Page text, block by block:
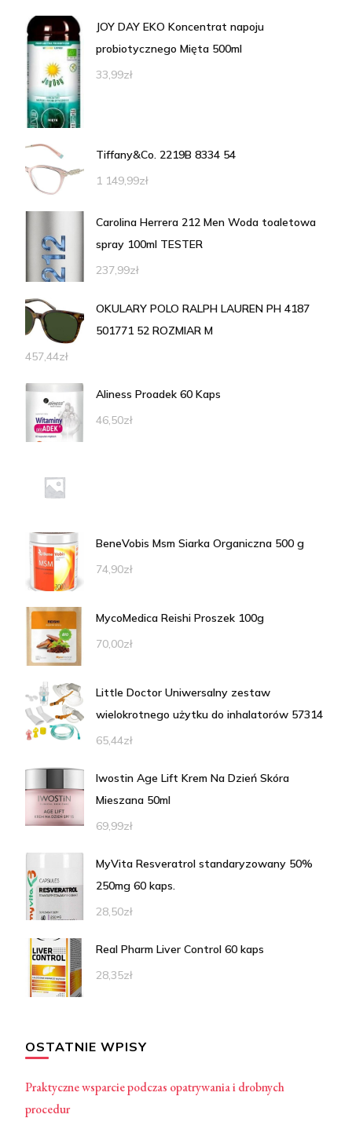
JOY DAY EKO Koncentrat napoju
probiotycznego Mięta 500ml
33,99zł
Tiffany&Co. 2219B 8334 54
1 149,99zł
Carolina Herrera 212 Men Woda toaletowa
spray 100ml TESTER
237,99zł
OKULARY POLO RALPH LAUREN PH 4187
501771 52 ROZMIAR M
457,44zł
Aliness Proadek 60 Kaps
46,50zł
BeneVobis Msm Siarka Organiczna 500 g
74,90zł
MycoMedica Reishi Proszek 100g
70,00zł
Little Doctor Uniwersalny zestaw
wielokrotnego użytku do inhalatorów 57314
65,44zł
Iwostin Age Lift Krem Na Dzień Skóra
Mieszana 50ml
69,99zł
MyVita Resveratrol standaryzowany 50%
250mg 60 kaps.
28,50zł
Real Pharm Liver Control 60 kaps
28,35zł
OSTATNIE WPISY
Praktyczne wsparcie podczas opatrywania i drobnych
procedur